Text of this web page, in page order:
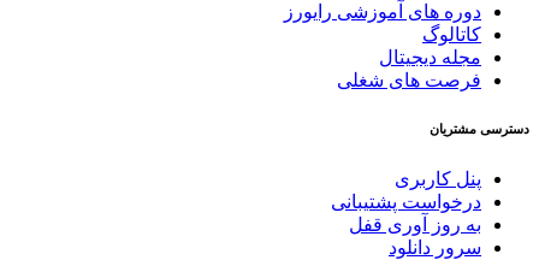
دوره های آموزشی رایورز
کاتالوگ
مجله دیجیتال
فرصت های شغلی
دسترسی مشتریان
پنل کاربری
درخواست پشتیبانی
به روز آوری قفل
سرور دانلود